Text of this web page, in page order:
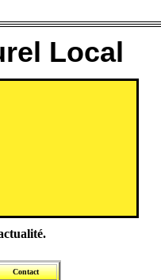
Local
Contact